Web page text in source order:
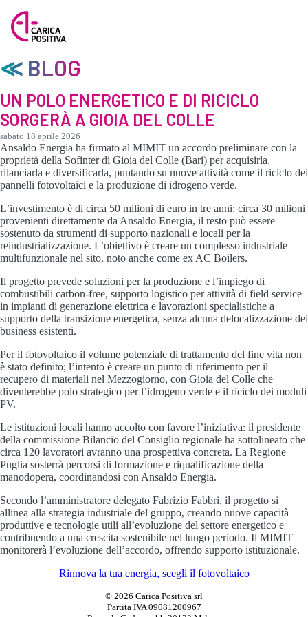
≪ BLOG
UN POLO ENERGETICO E DI RICICLO
SORGERÀ A GIOIA DEL COLLE
sabato 18 aprile 2026
Ansaldo Energia ha firmato al MIMIT un accordo preliminare con la
proprietà della Sofinter di Gioia del Colle (Bari) per acquisirla,
rilanciarla e diversificarla, puntando su nuove attività come il riciclo dei
pannelli fotovoltaici e la produzione di idrogeno verde.
L’investimento è di circa 50 milioni di euro in tre anni: circa 30 milioni
provenienti direttamente da Ansaldo Energia, il resto può essere
sostenuto da strumenti di supporto nazionali e locali per la
reindustrializzazione. L’obiettivo è creare un complesso industriale
multifunzionale nel sito, noto anche come ex AC Boilers.
Il progetto prevede soluzioni per la produzione e l’impiego di
combustibili carbon-free, supporto logistico per attività di field service
in impianti di generazione elettrica e lavorazioni specialistiche a
supporto della transizione energetica, senza alcuna delocalizzazione dei
business esistenti.
Per il fotovoltaico il volume potenziale di trattamento del fine vita non
è stato definito; l’intento è creare un punto di riferimento per il
recupero di materiali nel Mezzogiorno, con Gioia del Colle che
diventerebbe polo strategico per l’idrogeno verde e il riciclo dei moduli
PV.
Le istituzioni locali hanno accolto con favore l’iniziativa: il presidente
della commissione Bilancio del Consiglio regionale ha sottolineato che
circa 120 lavoratori avranno una prospettiva concreta. La Regione
Puglia sosterrà percorsi di formazione e riqualificazione della
manodopera, coordinandosi con Ansaldo Energia.
Secondo l’amministratore delegato Fabrizio Fabbri, il progetto si
allinea alla strategia industriale del gruppo, creando nuove capacità
produttive e tecnologie utili all’evoluzione del settore energetico e
contribuendo a una crescita sostenibile nel lungo periodo. Il MIMIT
monitorerà l’evoluzione dell’accordo, offrendo supporto istituzionale.
Rinnova la tua energia, scegli il fotovoltaico
© 2026 Carica Positiva srl
Partita IVA 09081200967